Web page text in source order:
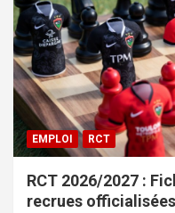
EMPLOI RCT
RCT 2026/2027 :
recrues officialisées